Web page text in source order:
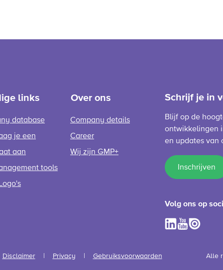
links
database
je een
aan
tools
Over ons
Company details
Career
Wij zijn GMP+
Schrijf je in
Blijf op de
ontwikkelingen
en updates van
Inschrijven
Volg ons op
Disclaimer Privacy Gebruiksvoorwaarden Alle